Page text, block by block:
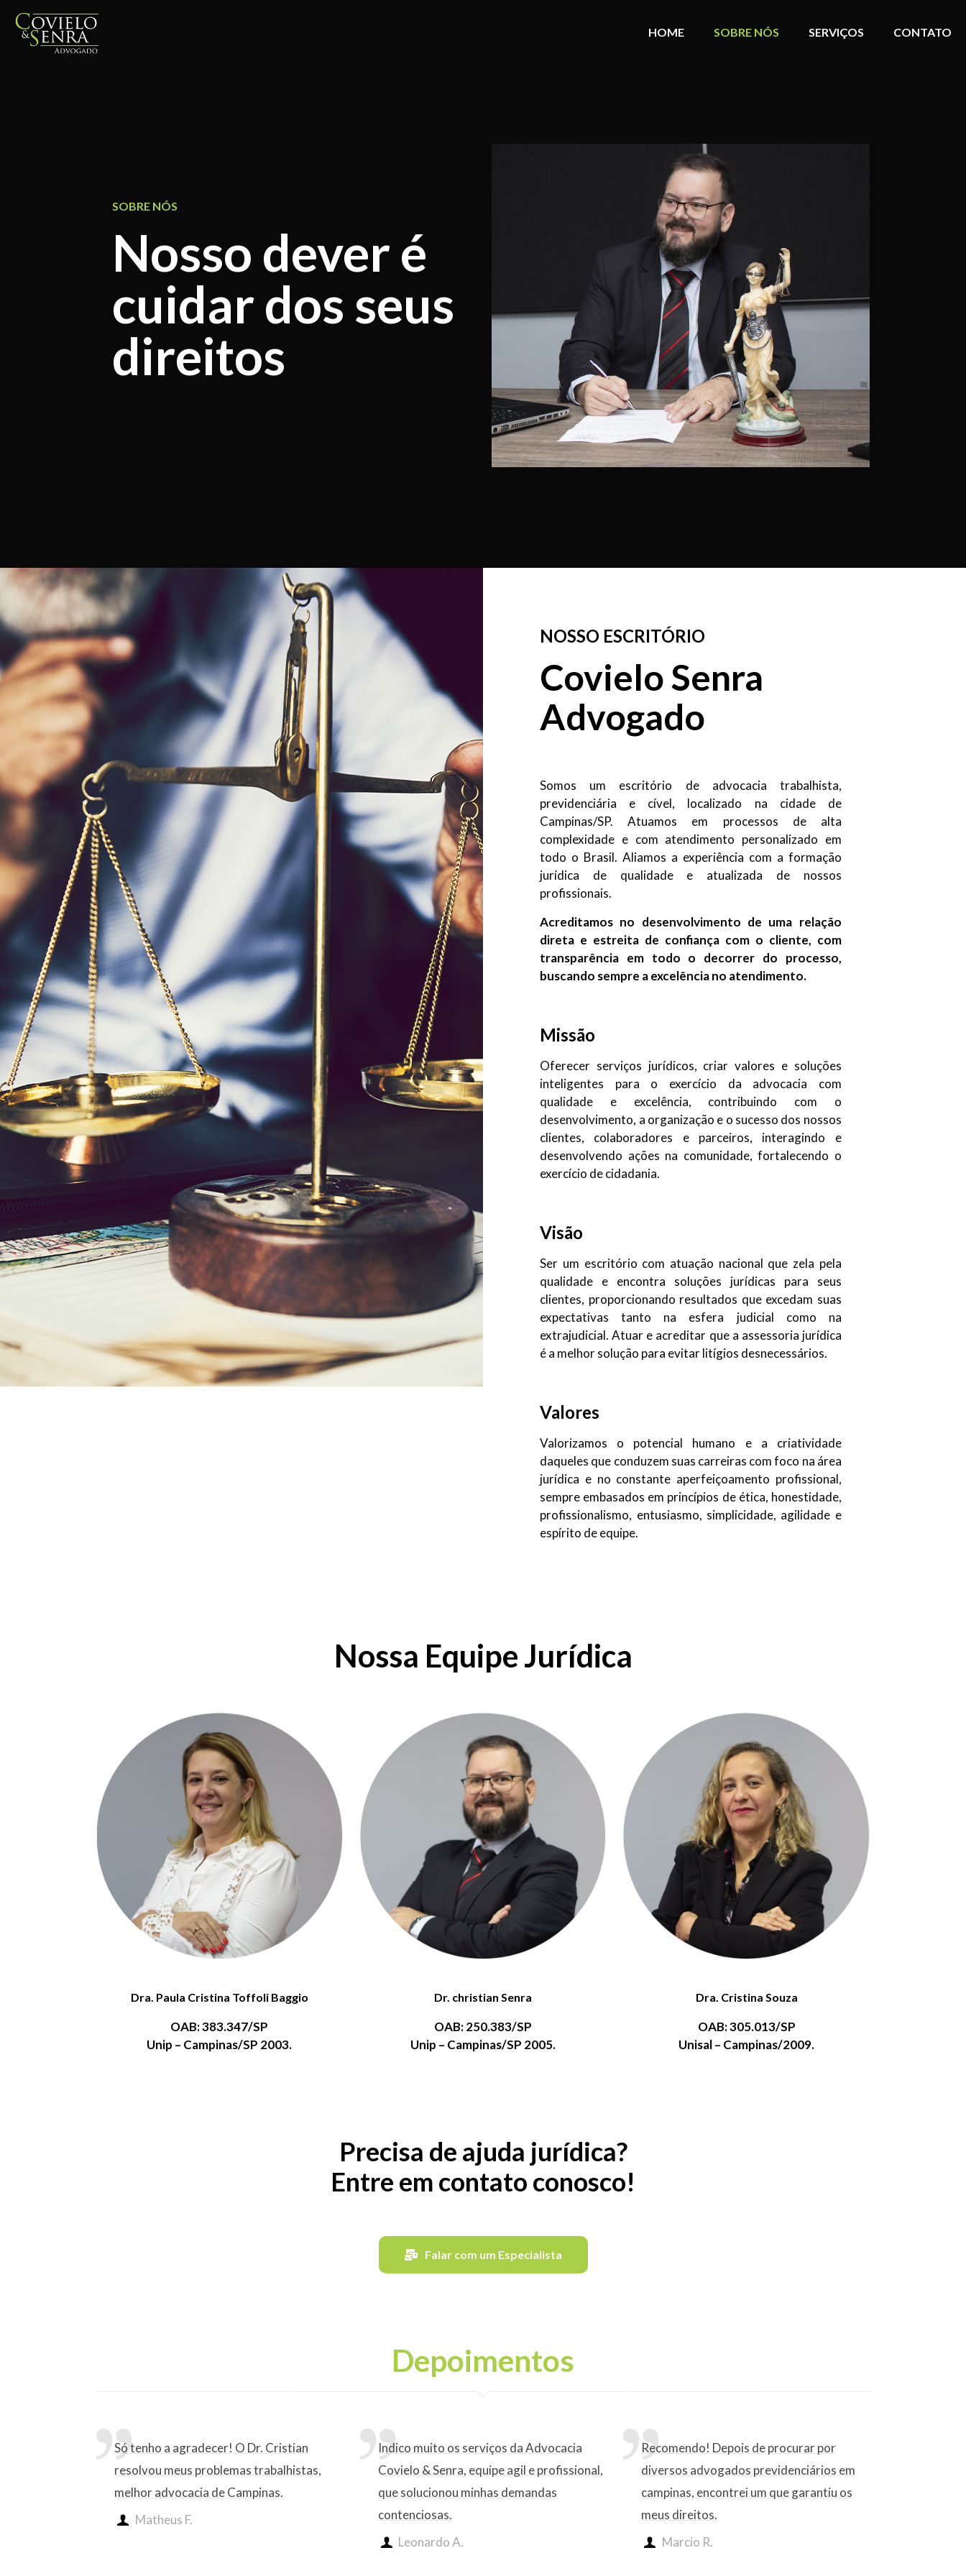
HOME SOBRE NÓS SERVIÇOS CONTATO
SOBRE NÓS
Nosso dever é
cuidar dos seus
direitos
NOSSO ESCRITÓRIO
Covielo Senra
Advogado
Somos um escritório de advocacia trabalhista,
previdenciária e cível, localizado na cidade de
Campinas/SP. Atuamos em processos de alta
complexidade e com atendimento personalizado em
todo o Brasil. Aliamos a experiência com a formação
jurídica de qualidade e atualizada de nossos
profissionais.
Acreditamos no desenvolvimento de uma relação
direta e estreita de confiança com o cliente, com
transparência em todo o decorrer do processo,
buscando sempre a excelência no atendimento.
Missão
Oferecer serviços jurídicos, criar valores e soluções
inteligentes para o exercício da advocacia com
qualidade e excelência, contribuindo com o
desenvolvimento, a organização e o sucesso dos nossos
clientes, colaboradores e parceiros, interagindo e
desenvolvendo ações na comunidade, fortalecendo o
exercício de cidadania.
Visão
Ser um escritório com atuação nacional que zela pela
qualidade e encontra soluções jurídicas para seus
clientes, proporcionando resultados que excedam suas
expectativas tanto na esfera judicial como na
extrajudicial. Atuar e acreditar que a assessoria jurídica
é a melhor solução para evitar litígios desnecessários.
Valores
Valorizamos o potencial humano e a criatividade
daqueles que conduzem suas carreiras com foco na área
jurídica e no constante aperfeiçoamento profissional,
sempre embasados em princípios de ética, honestidade,
profissionalismo, entusiasmo, simplicidade, agilidade e
espírito de equipe.
Nossa Equipe Jurídica
Dra. Paula Cristina Toffoli Baggio
OAB: 383.347/SP
Unip – Campinas/SP 2003.
Dr. christian Senra
OAB: 250.383/SP
Unip – Campinas/SP 2005.
Dra. Cristina Souza
OAB: 305.013/SP
Unisal – Campinas/2009.
Precisa de ajuda jurídica?
Entre em contato conosco!
Falar com um Especialista
Depoimentos
Só tenho a agradecer! O Dr. Cristian
resolvou meus problemas trabalhistas,
melhor advocacia de Campinas.
Matheus F.
Indico muito os serviços da Advocacia
Covielo & Senra, equipe agil e profissional,
que solucionou minhas demandas
contenciosas.
Leonardo A.
Recomendo! Depois de procurar por
diversos advogados previdenciários em
campinas, encontrei um que garantiu os
meus direitos.
Marcio R.